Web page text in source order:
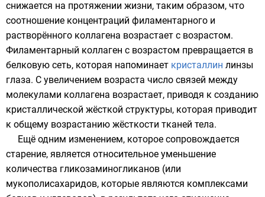
снижается на протяжении жизни, таким образом, что
соотношение концентраций филаментарного и
растворённого коллагена возрастает с возрастом.
Филаментарный коллаген с возрастом превращается в
белковую сеть, которая напоминает кристаллин линзы
глаза. С увеличением возраста число связей между
молекулами коллагена возрастает, приводя к созданию
кристаллической жёсткой структуры, которая приводит
к общему возрастанию жёсткости тканей тела.
Ещё одним изменением, которое сопровождается
старение, является относительное уменьшение
количества гликозаминогликанов (или
мукополисахаридов, которые являются комплексами